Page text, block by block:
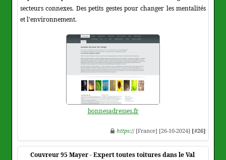
secteurs connexes. Des petits gestes pour changer les mentalités
et l'environnement.
bonnesadresses.fr
https:// [France] [26-10-2024] [#26]
Couvreur 95 Mayer - Expert toutes toitures dans le Val